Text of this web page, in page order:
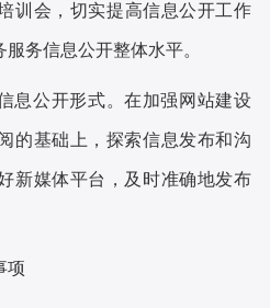
训会，切实提高信息公开工作
服务信息公开整体水平。
息公开形式。在加强网站建设
的基础上，探索信息发布和沟
新媒体平台，及时准确地发布
项